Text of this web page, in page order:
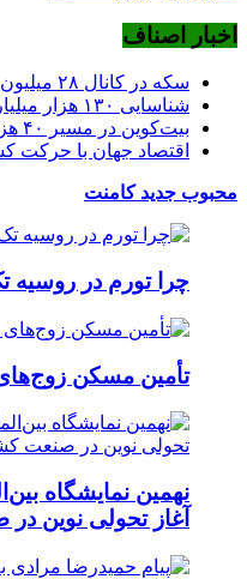
اخبار اصناف
سکه در کانال ۲۸ میلیون و ۱۰۰ هزار تومان است
شناسایی ۱۳۰ هزار میلیارد تومان املاک مازاد دولتی
بیت‌کوین در مسیر ۴۰ هزار دلار است؟
اقتصاد جهان با حرکت
محبوب جدیدکامنت
چرا تورم در روسیه
تأمین مسکن
نهمین نمایشگاه
آغاز تحولی نوین